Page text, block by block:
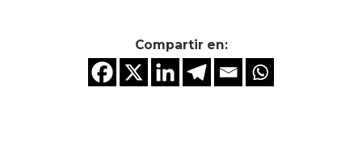
Compartir en: